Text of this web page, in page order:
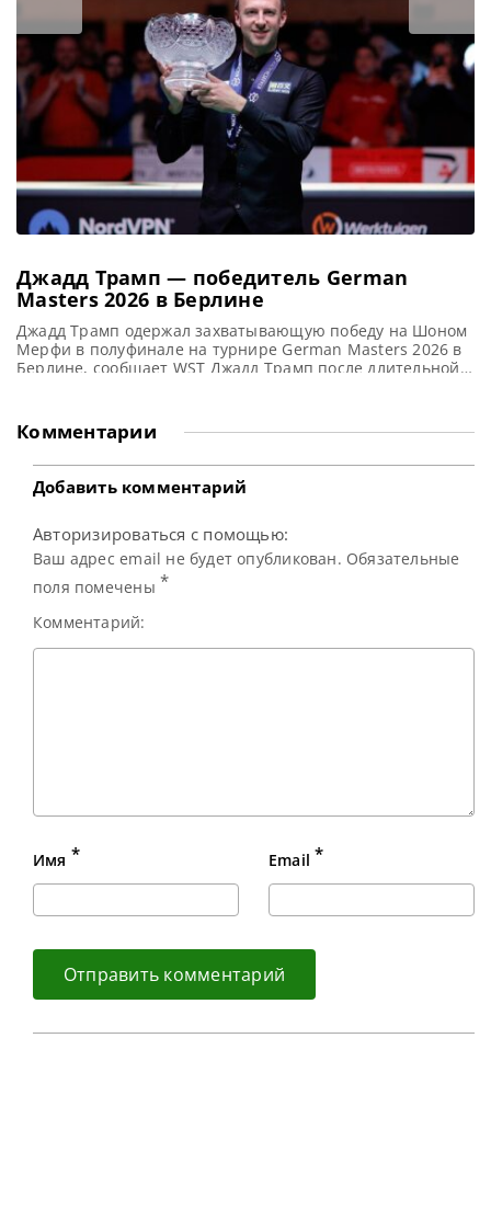
лидера, увеличив отрыв от следующего за ним Кайрена
Уилсона до 452 850 фунтов стерлингов. В финальном
поединке, состоявшемся в Берлине
Джадд Трамп — победитель German
Masters 2026 в Берлине
Джадд Трамп одержал захватывающую победу на Шоном
Мерфи в полуфинале на турнире German Masters 2026 в
Берлине, сообщает WST Джадд Трамп после длительной
2026, прошедшем на известной берлинской арене
Tempodrom. Эта победа стала для Трампа четвертой на
турнире German Masters
Комментарии
Добавить комментарий
Авторизироваться с помощью:
Ваш адрес email не будет опубликован. Обязательные
поля помечены *
Комментарий:
Имя * Email *